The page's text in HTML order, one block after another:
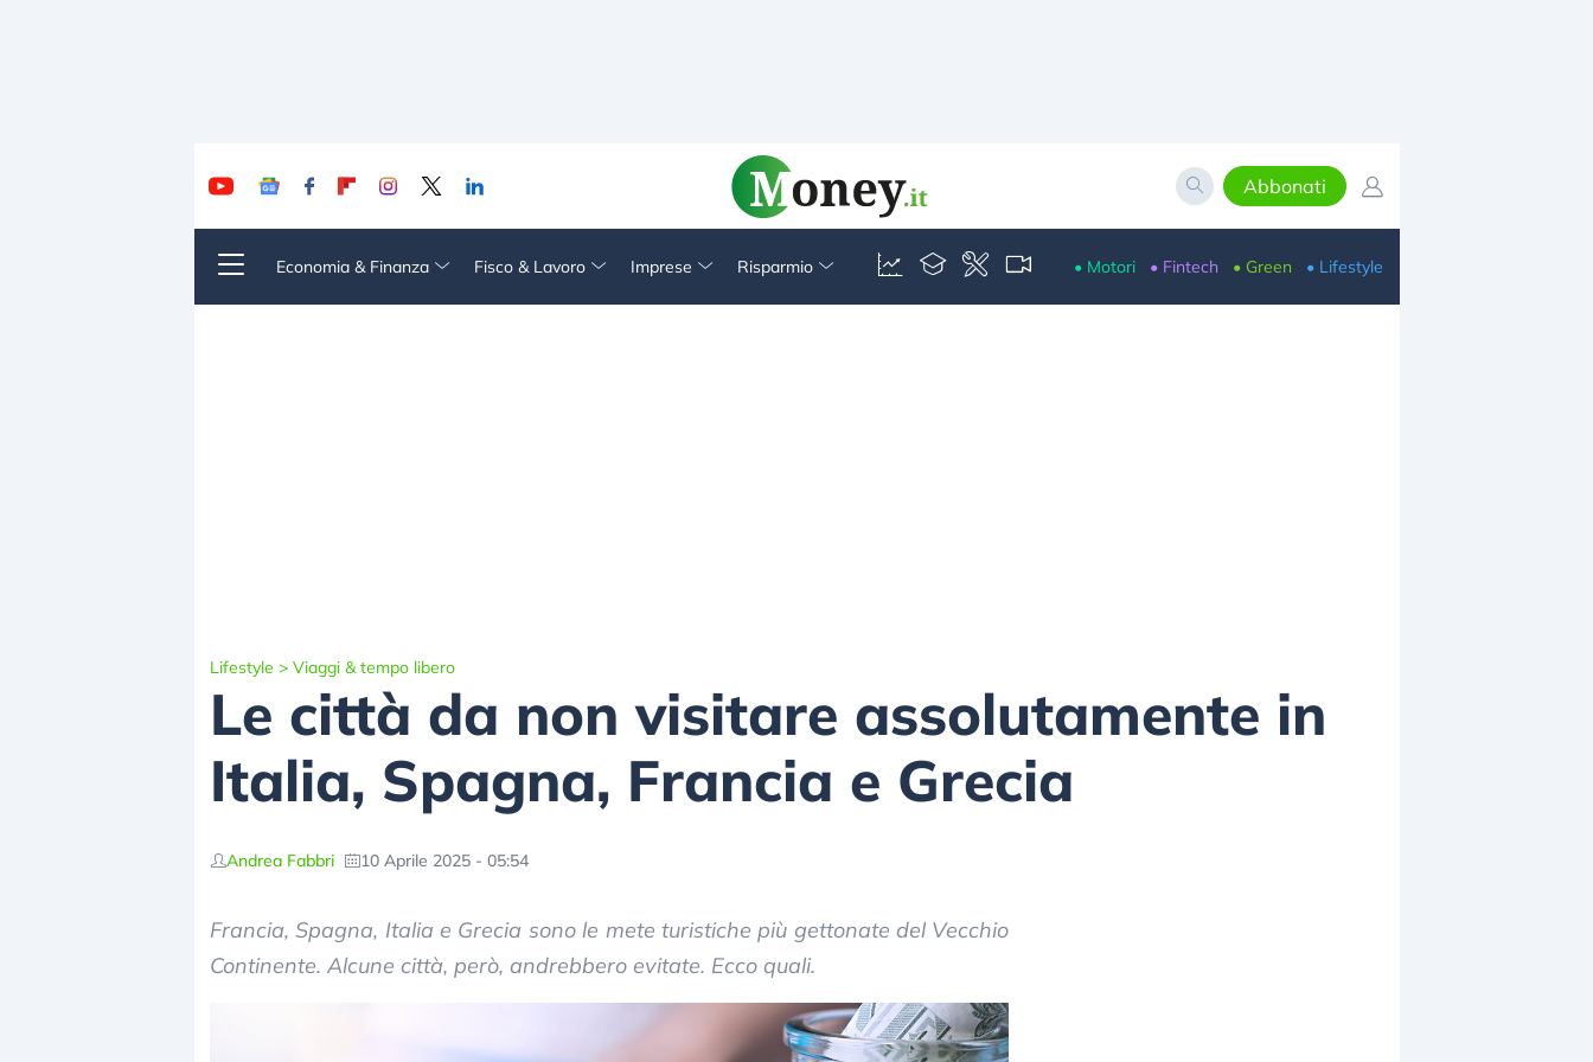
Abbonati
Economia & Finanza Fisco & Lavoro Imprese Risparmio • Motori • Fintech • Green • Lifestyle
Lifestyle > Viaggi & tempo libero
Le città da non visitare assolutamente in
Italia, Spagna, Francia e Grecia
Andrea Fabbri 10 Aprile 2025 - 05:54
Francia, Spagna, Italia e Grecia sono le mete turistiche più gettonate del Vecchio
Continente. Alcune città, però, andrebbero evitate. Ecco quali.